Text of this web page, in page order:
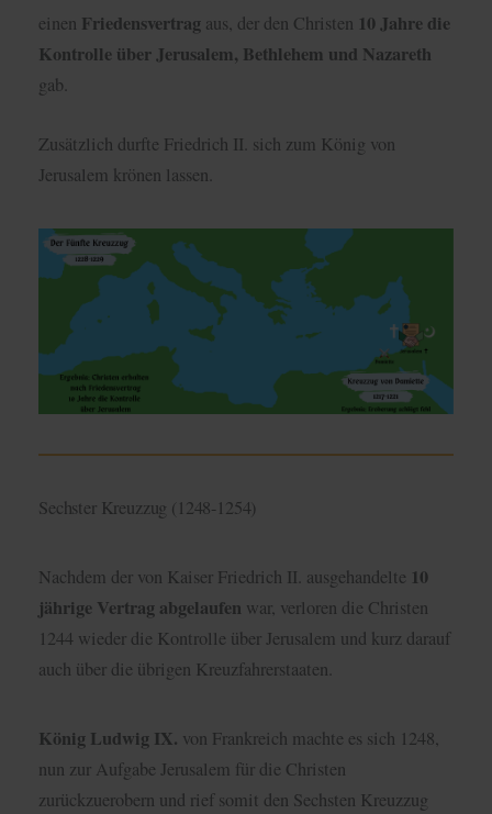
einen Friedensvertrag aus, der den Christen 10 Jahre die
Kontrolle über Jerusalem, Bethlehem und Nazareth
gab.
Zusätzlich durfte Friedrich II. sich zum König von
Jerusalem krönen lassen.
Sechster Kreuzzug (1248-1254)
Nachdem der von Kaiser Friedrich II. ausgehandelte 10
jährige Vertrag abgelaufen war, verloren die Christen
1244 wieder die Kontrolle über Jerusalem und kurz darauf
auch über die übrigen Kreuzfahrerstaaten.
König Ludwig IX. von Frankreich machte es sich 1248,
nun zur Aufgabe Jerusalem für die Christen
zurückzuerobern und rief somit den Sechsten Kreuzzug